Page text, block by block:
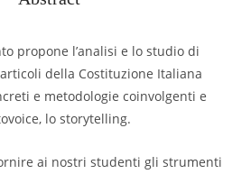
propone l’analisi e lo studio di
della Costituzione Italiana
e metodologie coinvolgenti e
lo storytelling.
ai nostri studenti gli strumenti